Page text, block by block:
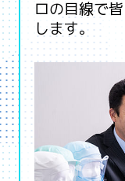
ロの目線で
します。